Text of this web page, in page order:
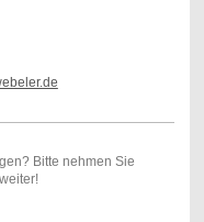
Bitte nehmen Sie